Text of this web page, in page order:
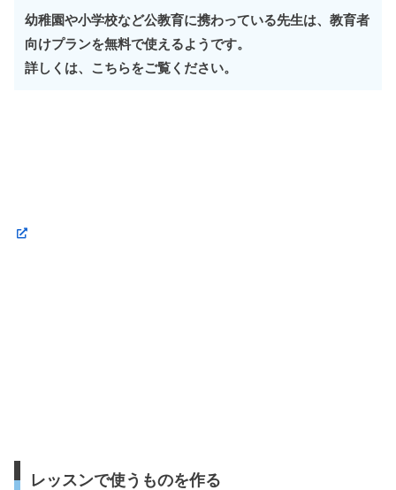
幼稚園や小学校など公教育に携わっている先生は、教育者
向けプランを無料で使えるようです。
詳しくは、こちらをご覧ください。
レッスンで使うものを作る